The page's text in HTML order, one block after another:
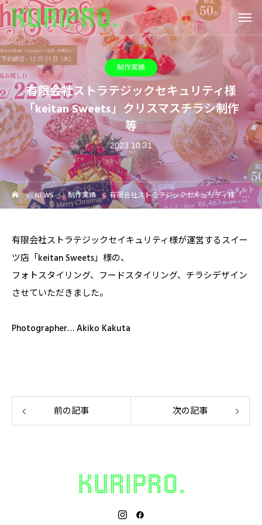
制作実績
有限会社ストラテジックセキュリティ様
「keitan Sweets」クリスマスチラシ制作
等
2023.10.31
NEWS 制作実績 有限会社ストラテジックセキュリティ様「keitan Sweets」クリスマスチラシ制作等
有限会社ストラテジックセイキュリティ様が運営するスイー
ツ店「keitan Sweets」様の、
フォトスタイリング、フードスタイリング、チラシデザイン
させていただきました。
Photographer… Akiko Kakuta
前の記事 次の記事